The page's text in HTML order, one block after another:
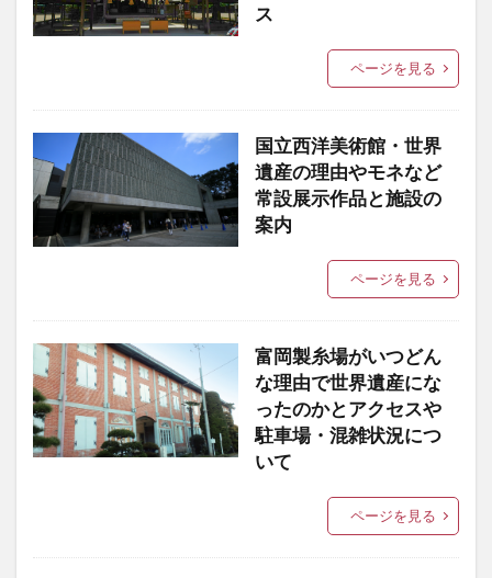
ス
ページを見る
国立西洋美術館・世界
遺産の理由やモネなど
常設展示作品と施設の
案内
ページを見る
富岡製糸場がいつどん
な理由で世界遺産にな
ったのかとアクセスや
駐車場・混雑状況につ
いて
ページを見る